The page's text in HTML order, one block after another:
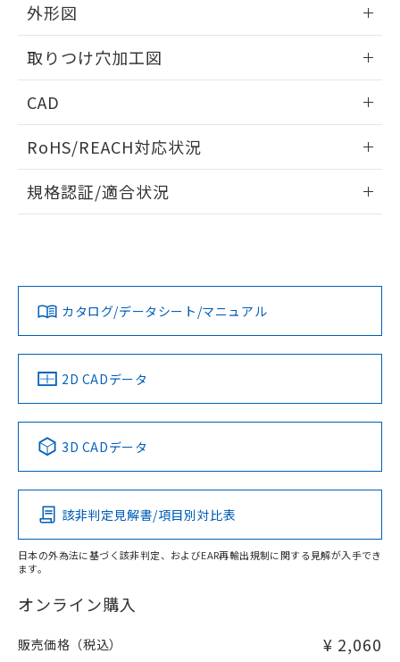
外形図
取りつけ穴加工図
CAD
ドすることができます。
ログイン/会員登録
ダウンロードデータをご利用いただく前に、以下を必ずお読
みください。
ソフトウェアの使用条件
RoHS/REACH対応状況
EU RoHS 注意事項・凡例
対応済み
中国 RoHS 注意事項・凡例
Pb Hg Cd Cr(VI)
O
在庫等で未対応品が混在する可能性があります。
問い合わせください。
規格認証/適合状況
カタログ/データシート/マニュアル
2D CADデータ
3D CADデータ
該非判定見解書/項目別対比表
日本の外為法に基づく該非判定、およびEAR再輸出規制に関する見解が入手でき
ます。
オンライン購入
販売価格（税込） ¥ 2,060
の共同利用に関して"
用者の範囲」に記載されている法人を
EU RoHS指令（10物質）の非含有証明書
51物質の非含有証明書（当社基準）
※本証明書は発行日時点で非含有を証明す
物質の対応では、対応完了までの期間は出
荷製品に未対応品が混在することから備考
欄に対応日を記載しておりました。
既に当社にて対応品への在庫切替を完了